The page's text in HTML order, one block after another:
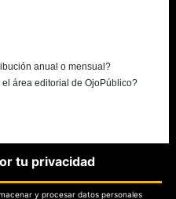
anual o mensual?
área editorial de OjoPúblico?
información?
tu privacidad
y procesar datos personales